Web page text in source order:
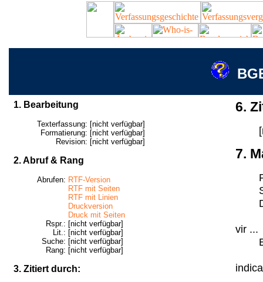
1. Bearbeitung
Texterfassung: [nicht verfügbar]
Formatierung: [nicht verfügbar]
Revision: [nicht verfügbar]
2. Abruf & Rang
Abrufen: RTF-Version
RTF mit Seiten
RTF mit Linien
Druckversion
Druck mit Seiten
Rspr.: [nicht verfügbar]
Lit.: [nicht verfügbar]
Suche: [nicht verfügbar]
Rang: [nicht verfügbar]
3. Zitiert durch:
6.
7.
vir ...